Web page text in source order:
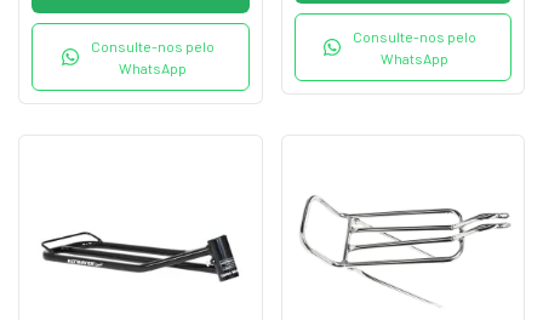
Consulte-nos pelo
WhatsApp
Consulte-nos pelo
WhatsApp